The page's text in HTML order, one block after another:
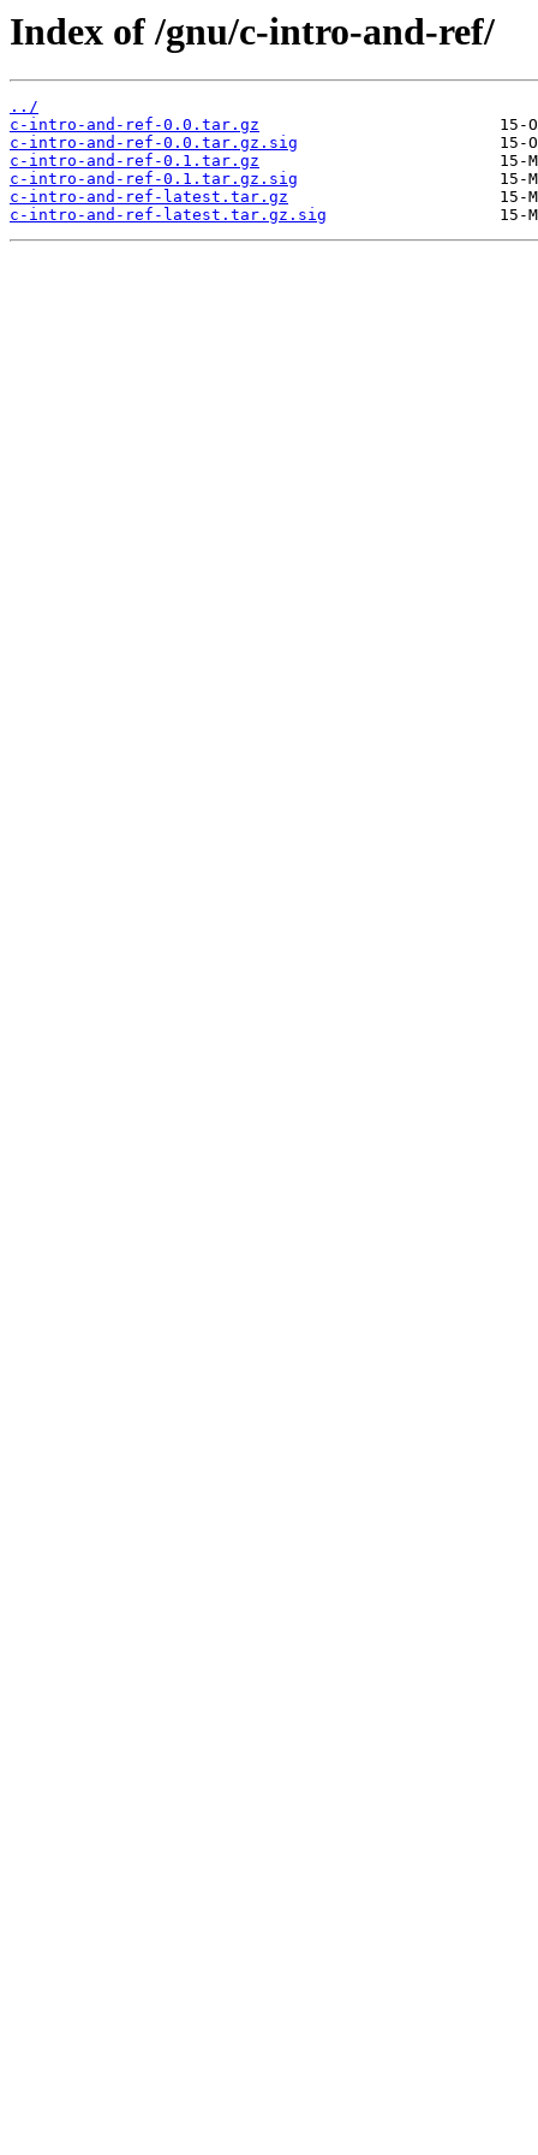
Index of /gnu/c-intro-and-ref/
../
c-intro-and-ref-0.0.tar.gz
c-intro-and-ref-0.0.tar.gz.sig
c-intro-and-ref-0.1.tar.gz
c-intro-and-ref-0.1.tar.gz.sig
c-intro-and-ref-latest.tar.gz
c-intro-and-ref-latest.tar.gz.sig